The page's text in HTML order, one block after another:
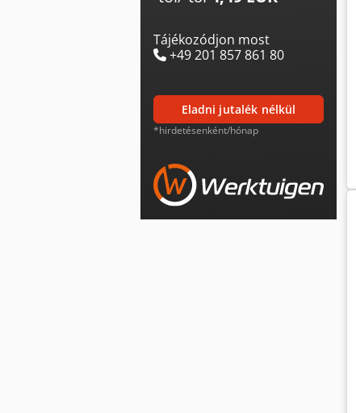
Tájékozódjon most
+49 201 857 861 80
eladni jutalék nélkül
*hirdetésenként/hónap